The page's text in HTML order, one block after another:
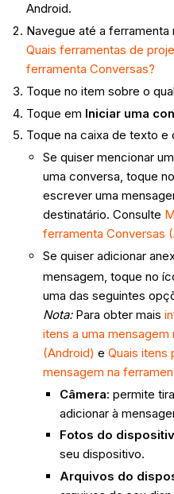
Android.
Navegue até a
Quais ferramentas de
ferramenta Conversas?
Toque no item sobre o
Toque em Iniciar uma
Toque na caixa de texto e
Se quiser mencionar
uma conversa, toque
escrever uma
destinatário. Consulte
ferramenta Conversas
Se quiser adicionar
mensagem, toque no
uma das seguintes
Nota: Para obter mais
itens a uma
(Android) e Quais itens
mensagem na
Câmera: permite
adicionar à
Fotos do
seu dispositivo.
Arquivos do